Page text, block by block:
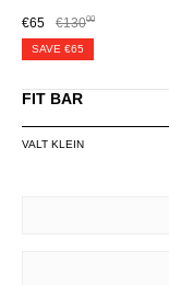
€65 €13000
SAVE €65
FIT BAR
VALT KLEIN